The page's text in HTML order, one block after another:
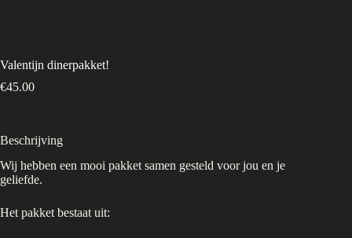
Valentijn dinerpakket!
€45.00
Beschrijving
Wij hebben een mooi pakket samen gesteld voor jou en je
geliefde.
Het pakket bestaat uit: